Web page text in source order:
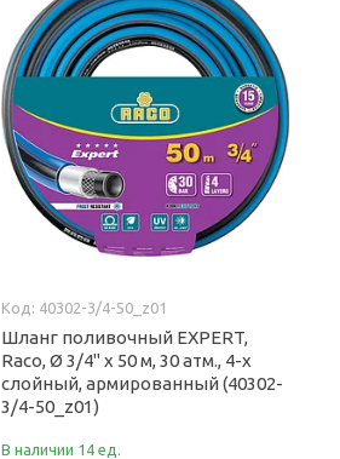
40302-3/4-50_z01
Шланг поливочный EXPERT,
Raco, Ø 3/4" x 50 м, 30 атм., 4-x
слойный, армированный (40302-
3/4-50_z01)
В наличии 14 ед.